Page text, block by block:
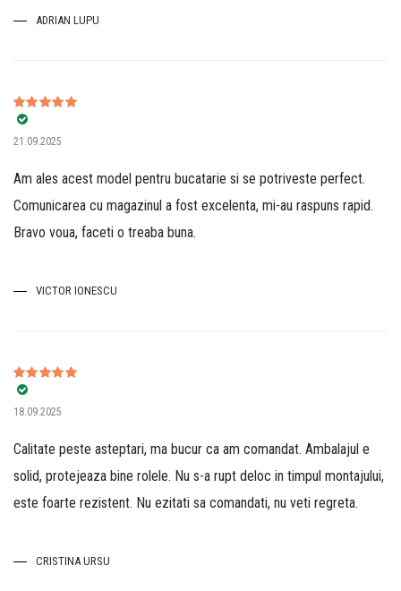
ADRIAN LUPU
Evaluat la
din 5
21.09.2025
Am ales acest model pentru bucatarie si se potriveste perfect.
Comunicarea cu magazinul a fost excelenta, mi-au raspuns rapid.
Bravo voua, faceti o treaba buna.
VICTOR IONESCU
Evaluat la
din 5
18.09.2025
Calitate peste asteptari, ma bucur ca am comandat. Ambalajul e
solid, protejeaza bine rolele. Nu s-a rupt deloc in timpul montajului,
este foarte rezistent. Nu ezitati sa comandati, nu veti regreta.
CRISTINA URSU